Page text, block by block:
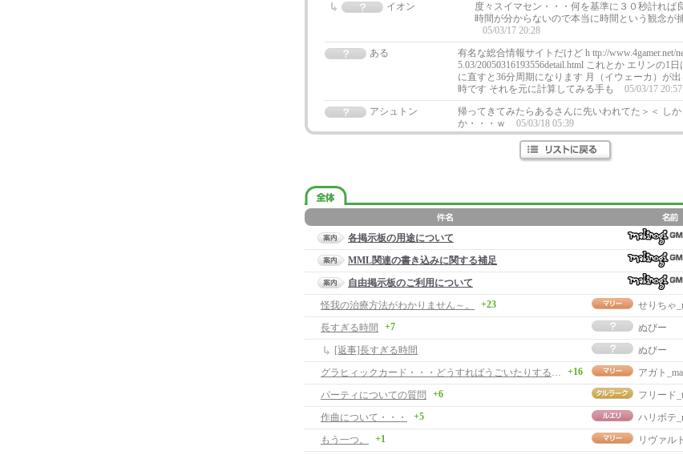
イオン
度々スイマセン・・・何を基準に３０秒計れば
時間が分からないので本当に時間という観念が
05/03/17 20:28
ある
有名な総合情報サイトだけど h ttp://www.4gamer.net/
5.03/20050316193556detail.html これとか エリンの1
に直すと36分周期になります 月（イウェーカ）が
時です それを元に計算してみる手も
05/03/17 20:57
アシュトン
帰ってきてみたらあるさんに先いわれてた＞＜ し
か・・・ｗ
05/03/18 05:39
各掲示板の用途について
MML関連の書き込みに関する補足
自由掲示板のご利用について
怪我の治療方法がわかりません～。
+23 せりちゃ
長すぎる時間
+7 ぬぴー
[返事]長すぎる時間
ぬぴー
グラヒィックカード・・・どうすればうごいたりするときにおそくかんじなくなる？
+16 アガト
パーティについての質問
+6 フリード
作曲について・・・
+5 ハリボテ
もう一つ。
+1 リヴァル